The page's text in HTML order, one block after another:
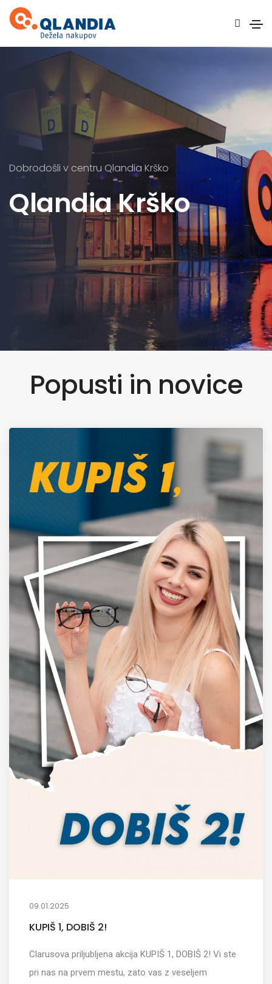
Dobrodošli v centru Qlandia Krško
Qlandia Krško
Popusti in novice
09.01.2025
KUPIŠ 1, DOBIŠ 2!
Clarusova priljubljena akcija KUPIŠ 1, DOBIŠ 2! Vi ste
pri nas na prvem mestu, zato vas z veseljem